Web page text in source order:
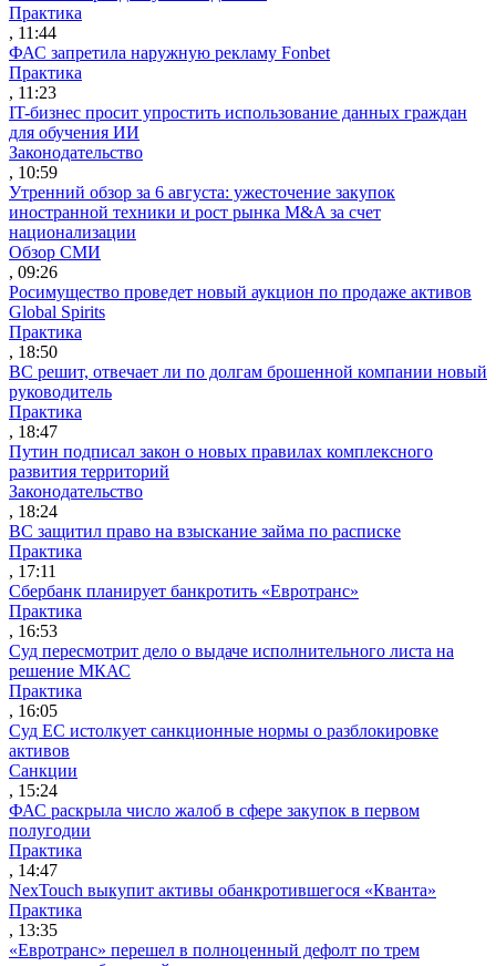
Практика
, 11:44
ФАС запретила наружную рекламу Fonbet
Практика
, 11:23
IT-бизнес просит упростить использование данных граждан
для обучения ИИ
Законодательство
, 10:59
Утренний обзор за 6 августа: ужесточение закупок
иностранной техники и рост рынка M&A за счет
национализации
Обзор СМИ
, 09:26
Росимущество проведет новый аукцион по продаже активов
Global Spirits
Практика
, 18:50
ВС решит, отвечает ли по долгам брошенной компании новый
руководитель
Практика
, 18:47
Путин подписал закон о новых правилах комплексного
развития территорий
Законодательство
, 18:24
ВС защитил право на взыскание займа по расписке
Практика
, 17:11
Сбербанк планирует банкротить «Евротранс»
Практика
, 16:53
Суд пересмотрит дело о выдаче исполнительного листа на
решение МКАС
Практика
, 16:05
Суд ЕС истолкует санкционные нормы о разблокировке
активов
Санкции
, 15:24
ФАС раскрыла число жалоб в сфере закупок в первом
полугодии
Практика
, 14:47
NexTouch выкупит активы обанкротившегося «Кванта»
Практика
, 13:35
«Евротранс» перешел в полноценный дефолт по трем